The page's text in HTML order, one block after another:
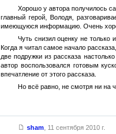
Хорошо у автора получилось
главный герой, Володя,
имеющуюся информацию. Очень
Чуть снизил оценку не только
Когда я читал самое начало
две подружки из рассказа
автор воспользовался готовым
впечатление от этого рассказа.
Но всё равно, не смотря ни на
sham
11 сентября 2010 г.